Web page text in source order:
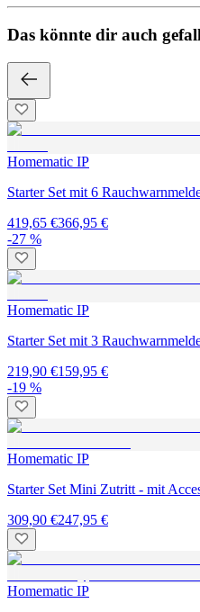
Das könnte dir auch
Homematic IP
Starter Set mit 6
419,65 €366,95 €
-27 %
Homematic IP
Starter Set mit 3
219,90 €159,95 €
-19 %
Homematic IP
Starter Set Mini Zutritt - mit
309,90 €247,95 €
Homematic IP